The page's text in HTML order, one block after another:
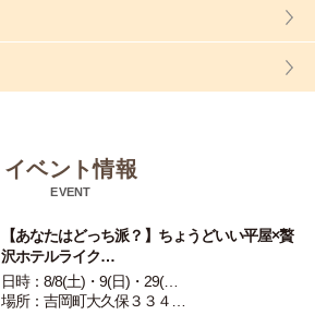
イベント情報
EVENT
【あなたはどっち派？】ちょうどいい平屋×贅
沢ホテルライク…
日時：8/8(土)・9(日)・29(…
場所：吉岡町大久保３３４…